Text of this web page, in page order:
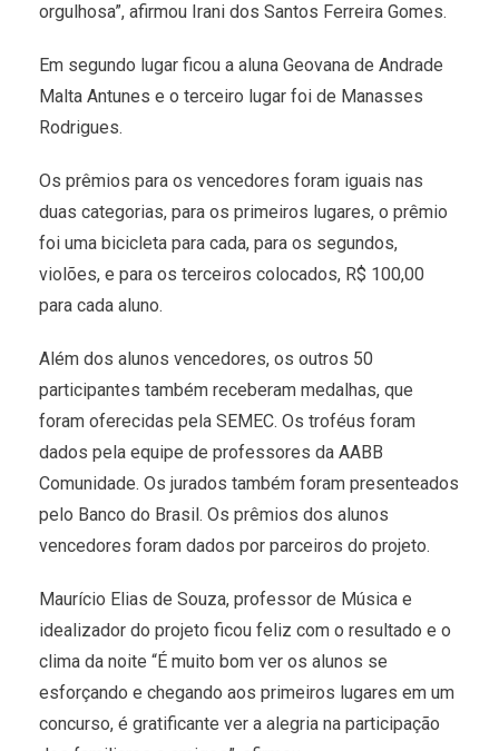
orgulhosa”, afirmou Irani dos Santos Ferreira Gomes.
Em segundo lugar ficou a aluna Geovana de Andrade
Malta Antunes e o terceiro lugar foi de Manasses
Rodrigues.
Os prêmios para os vencedores foram iguais nas
duas categorias, para os primeiros lugares, o prêmio
foi uma bicicleta para cada, para os segundos,
violões, e para os terceiros colocados, R$ 100,00
para cada aluno.
Além dos alunos vencedores, os outros 50
participantes também receberam medalhas, que
foram oferecidas pela SEMEC. Os troféus foram
dados pela equipe de professores da AABB
Comunidade. Os jurados também foram presenteados
pelo Banco do Brasil. Os prêmios dos alunos
vencedores foram dados por parceiros do projeto.
Maurício Elias de Souza, professor de Música e
idealizador do projeto ficou feliz com o resultado e o
clima da noite “É muito bom ver os alunos se
esforçando e chegando aos primeiros lugares em um
concurso, é gratificante ver a alegria na participação